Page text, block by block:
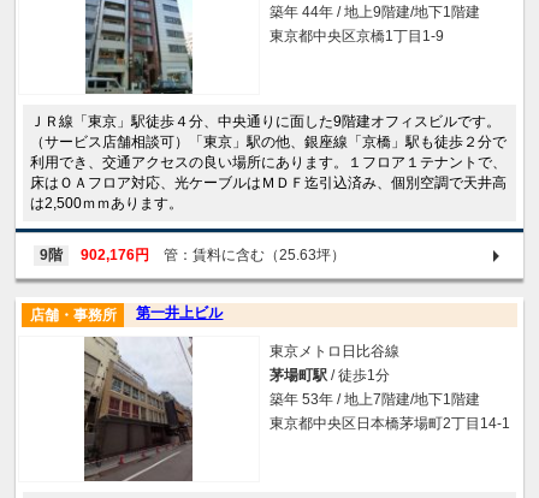
築年 44年 / 地上9階建/地下1階建
東京都中央区京橋1丁目1-9
ＪＲ線「東京」駅徒歩４分、中央通りに面した9階建オフィスビルです。
（サービス店舗相談可）「東京」駅の他、銀座線「京橋」駅も徒歩２分で
利用でき、交通アクセスの良い場所にあります。１フロア１テナントで、
床はＯＡフロア対応、光ケーブルはＭＤＦ迄引込済み、個別空調で天井高
は2,500ｍｍあります。
9階 902,176円 管：賃料に含む（25.63坪）
第一井上ビル
店舗・事務所
東京メトロ日比谷線
茅場町駅 / 徒歩1分
築年 53年 / 地上7階建/地下1階建
東京都中央区日本橋茅場町2丁目14-1